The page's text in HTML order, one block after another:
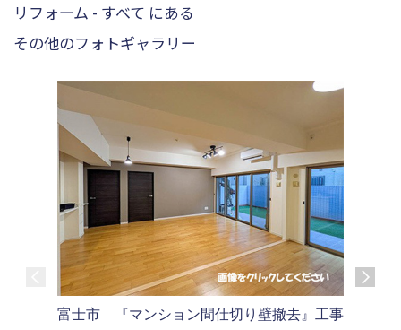
リフォーム - すべて にある
その他のフォトギャラリー
富士市 『マンション間仕切り壁撤去』工事